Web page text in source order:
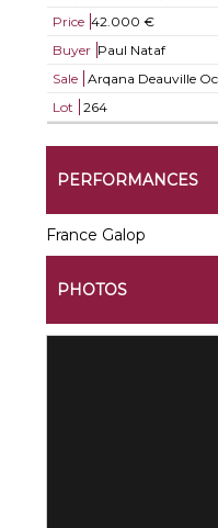
Price 42.000 €
Buyer Paul Nataf
Sale
Arqana Deauville
Lot
264
PERFORMANCES
France Galop
PHOTOS